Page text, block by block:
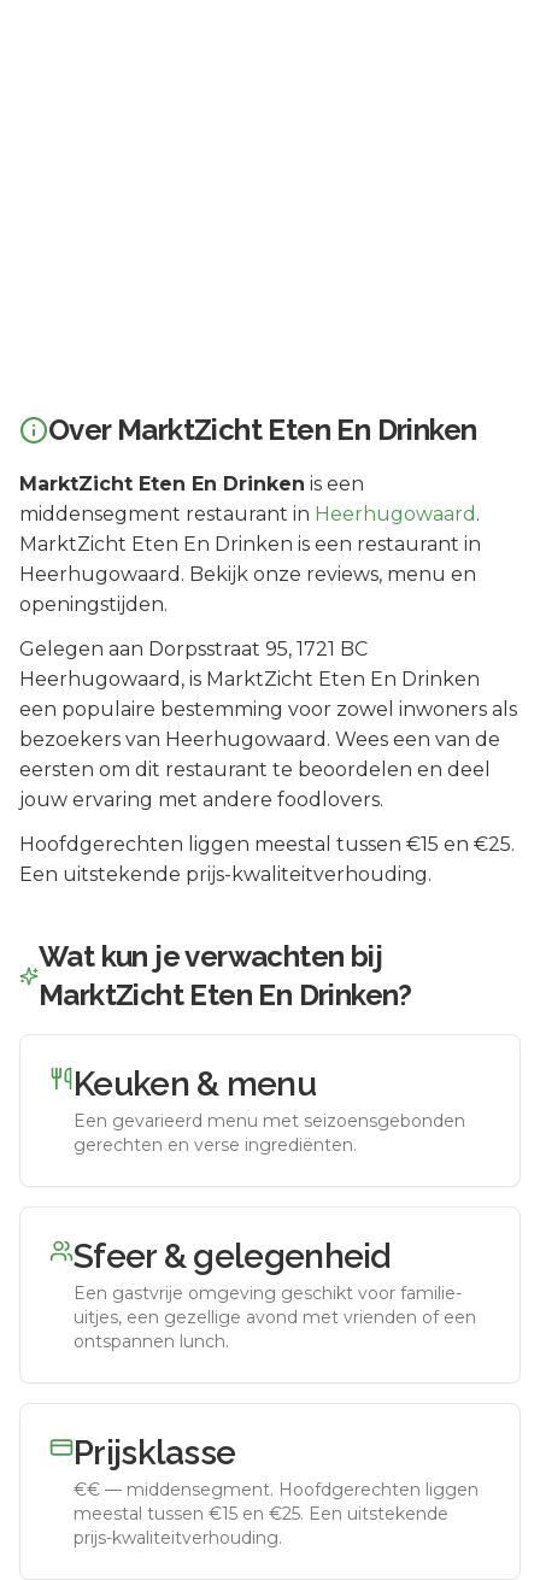
Over MarktZicht Eten En Drinken
MarktZicht Eten En Drinken is een
middensegment restaurant in Heerhugowaard .
MarktZicht Eten En Drinken is een restaurant in
Heerhugowaard. Bekijk onze reviews, menu en
openingstijden.
Gelegen aan Dorpsstraat 95, 1721 BC
Heerhugowaard , is MarktZicht Eten En Drinken
een populaire bestemming voor zowel inwoners als
bezoekers van Heerhugowaard . Wees een van de
eersten om dit restaurant te beoordelen en deel
jouw ervaring met andere foodlovers.
Hoofdgerechten liggen meestal tussen €15 en €25.
Een uitstekende prijs-kwaliteitverhouding.
Wat kun je verwachten bij
MarktZicht Eten En Drinken?
Keuken & menu
Een gevarieerd menu met seizoensgebonden
gerechten en verse ingrediënten.
Sfeer & gelegenheid
Een gastvrije omgeving geschikt voor familie-
uitjes, een gezellige avond met vrienden of een
ontspannen lunch.
Prijsklasse
€€ — middensegment. Hoofdgerechten liggen
meestal tussen €15 en €25. Een uitstekende
prijs-kwaliteitverhouding.